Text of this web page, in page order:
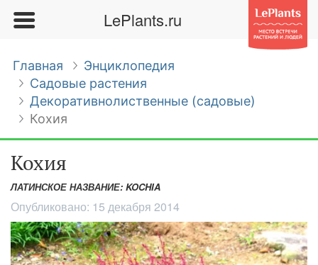
LePlants.ru
Главная
Энциклопедия
Садовые растения
Декоративнолиственные (садовые)
Кохия
Кохия
ЛАТИНСКОЕ НАЗВАНИЕ: KOCHIA
Опубликовано: 15 декабря 2014